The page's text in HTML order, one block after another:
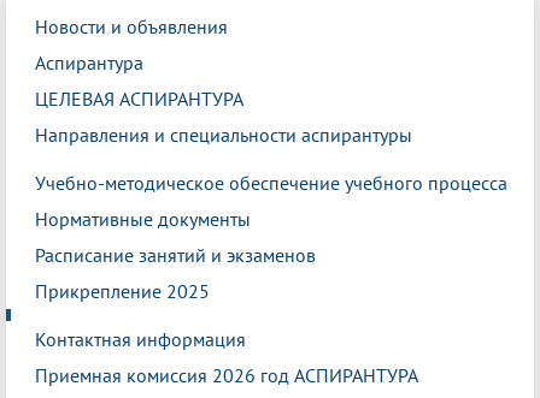
Новости и объявления
Аспирантура
ЦЕЛЕВАЯ АСПИРАНТУРА
Направления и специальности аспирантуры
Учебно-методическое обеспечение учебного процесса
Нормативные документы
Расписание занятий и экзаменов
Прикрепление 2025
Контактная информация
Приемная комиссия 2026 год АСПИРАНТУРА